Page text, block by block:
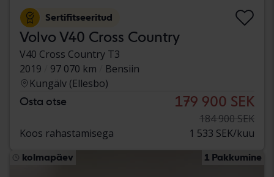
Sertifitseeritud
Volvo V40 Cross Country
V40 Cross Country T3
2019
97 070 km
Bensiin
Kungälv (Ellesbo)
Osta otse 179 900 SEK
184 900 SEK
Koos rahastamisega
1 533 SEK/kuu
kolmapäev 1 Pakkumine